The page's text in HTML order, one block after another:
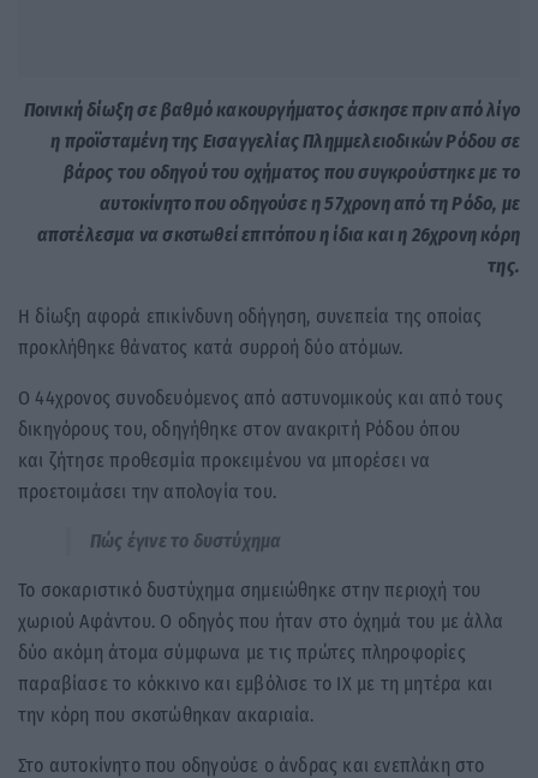
Ποινική δίωξη σε βαθμό κακουργήματος άσκησε πριν από λίγο
η προϊσταμένη της Εισαγγελίας Πλημμελειοδικών Ρόδου σε
βάρος του οδηγού του οχήματος που συγκρούστηκε με το
αυτοκίνητο που οδηγούσε η 57χρονη από τη Ρόδο, με
αποτέλεσμα να σκοτωθεί επιτόπου η ίδια και η 26χρονη κόρη
της.
Η δίωξη αφορά επικίνδυνη οδήγηση, συνεπεία της οποίας
προκλήθηκε θάνατος κατά συρροή δύο ατόμων.
Ο 44χρονος συνοδευόμενος από αστυνομικούς και από τους
δικηγόρους του, οδηγήθηκε στον ανακριτή Ρόδου όπου
και ζήτησε προθεσμία προκειμένου να μπορέσει να
προετοιμάσει την απολογία του.
Πώς έγινε το δυστύχημα
Το σοκαριστικό δυστύχημα σημειώθηκε στην περιοχή του
χωριού Αφάντου. Ο οδηγός που ήταν στο όχημά του με άλλα
δύο ακόμη άτομα σύμφωνα με τις πρώτες πληροφορίες
παραβίασε το κόκκινο και εμβόλισε το ΙΧ με τη μητέρα και
την κόρη που σκοτώθηκαν ακαριαία.
Στο αυτοκίνητο που οδηγούσε ο άνδρας και ενεπλάκη στο